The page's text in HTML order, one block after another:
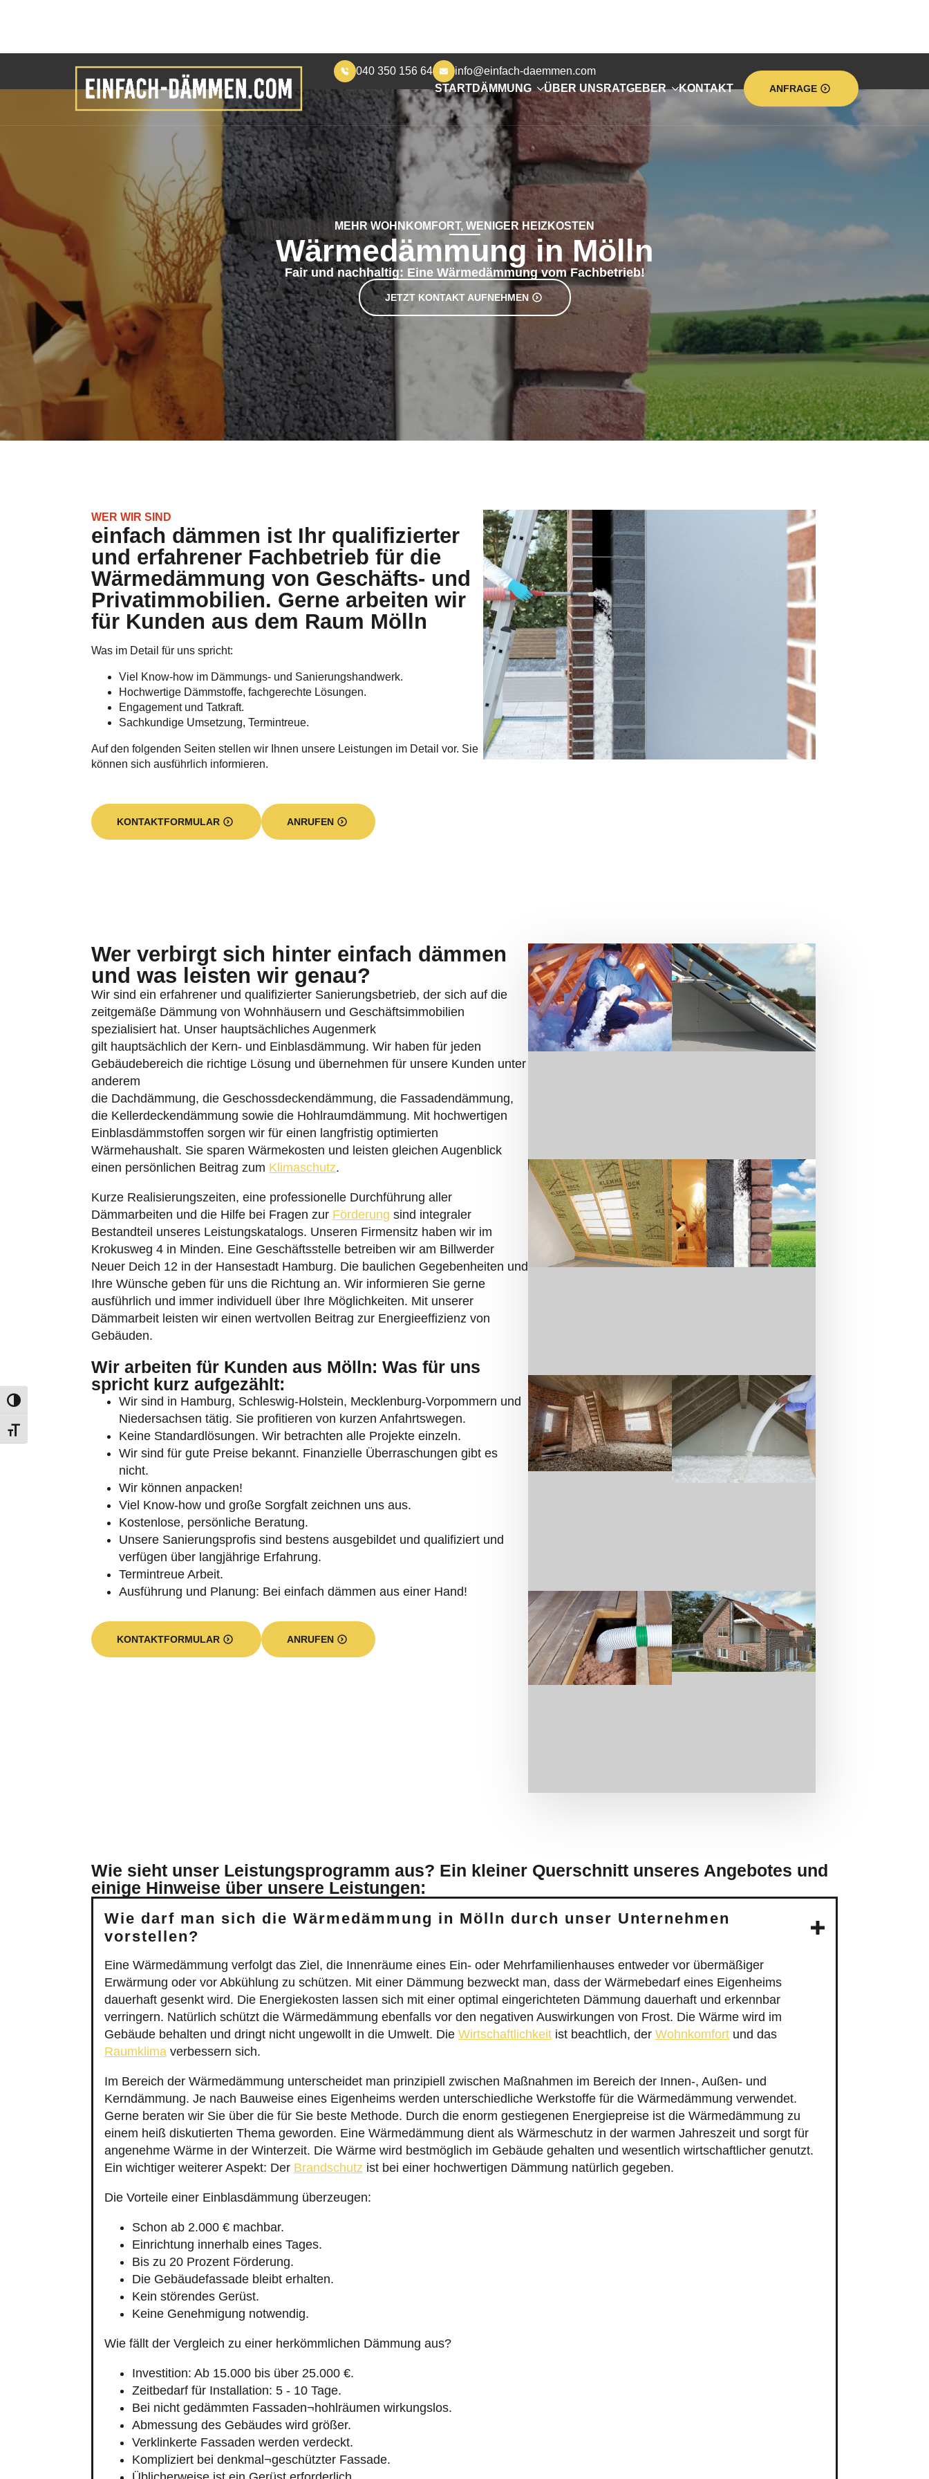
STARTDÄMMUNG ÜBER UNS ANFRAGE
MEHR WOHNKOMFORT, WENIGER HEIZKOSTEN
Wärmedämmung in Mölln
Fair und nachhaltig: Eine Wärmedämmung vom Fachbetrieb!
JETZT KONTAKT AUFNEHMEN
einfach dämmen ist Ihr qualifizierter
und erfahrener Fachbetrieb für die
Wärmedämmung von Geschäfts- und
Privatimmobilien. Gerne arbeiten wir
für Kunden aus dem Raum Mölln
Hochwertige Dämmstoffe, fachgerechte Lösungen.
Engagement und Tatkraft.
Sachkundige Umsetzung, Termintreue.
können sich ausführlich informieren.
KONTAKTFORMULAR ANRUFEN
und was leisten wir genau?
Wir sind ein erfahrener und qualifizierter Sanierungsbetrieb, der sich auf die
zeitgemäße Dämmung von Wohnhäusern und Geschäftsimmobilien
spezialisiert hat. Unser hauptsächliches Augenmerk
gilt hauptsächlich der Kern- und Einblasdämmung. Wir haben für jeden
Gebäudebereich die richtige Lösung und übernehmen für unsere Kunden unter
anderem
die Dachdämmung, die Geschossdeckendämmung, die Fassadendämmung,
die Kellerdeckendämmung sowie die Hohlraumdämmung. Mit hochwertigen
Einblasdämmstoffen sorgen wir für einen langfristig optimierten
Wärmehaushalt. Sie sparen Wärmekosten und leisten gleichen Augenblick
einen persönlichen Beitrag zumKlimaschutz.
Dämmarbeiten und die Hilfe bei Fragen zurFörderungsind integraler
Bestandteil unseres Leistungskatalogs. Unseren Firmensitz haben wir im
Krokusweg 4 in Minden. Eine Geschäftsstelle betreiben wir am Billwerder
Neuer Deich 12 in der Hansestadt Hamburg. Die baulichen Gegebenheiten und
Ihre Wünsche geben für uns die Richtung an. Wir informieren Sie gerne
ausführlich und immer individuell über Ihre Möglichkeiten. Mit unserer
Dämmarbeit leisten wir einen wertvollen Beitrag zur Energieeffizienz von
Gebäuden.
spricht kurz aufgezählt:
Wir sind in Hamburg, Schleswig-Holstein, Mecklenburg-Vorpommern und
Niedersachsen tätig. Sie profitieren von kurzen Anfahrtswegen.
Keine Standardlösungen. Wir betrachten alle Projekte einzeln.
Wir sind für gute Preise bekannt. Finanzielle Überraschungen gibt es
nicht.
Wir können anpacken!
Viel Know-how und große Sorgfalt zeichnen uns aus.
Kostenlose, persönliche Beratung.
Unsere Sanierungsprofis sind bestens ausgebildet und qualifiziert und
verfügen über langjährige Erfahrung.
Termintreue Arbeit.
Ausführung und Planung: Bei einfach dämmen aus einer Hand!
KONTAKTFORMULAR ANRUFEN
einige Hinweise über unsere Leistungen:
Wie darf man sich die Wärmedämmung in Mölln durch unser Unternehmen
vorstellen?
Erwärmung oder vor Abkühlung zu schützen. Mit einer Dämmung bezweckt man, dass der Wärmebedarf eines Eigenheims
dauerhaft gesenkt wird. Die Energiekosten lassen sich mit einer optimal eingerichteten Dämmung dauerhaft und erkennbar
verringern. Natürlich schützt die Wärmedämmung ebenfalls vor den negativen Auswirkungen von Frost. Die Wärme wird im
Gebäude behalten und dringt nicht ungewollt in die Umwelt. DieWirtschaftlichkeitist beachtlich, derWohnkomfortund das
Raumklimaverbessern sich.
Kerndämmung. Je nach Bauweise eines Eigenheims werden unterschiedliche Werkstoffe für die Wärmedämmung verwendet.
Gerne beraten wir Sie über die für Sie beste Methode. Durch die enorm gestiegenen Energiepreise ist die Wärmedämmung zu
einem heiß diskutierten Thema geworden. Eine Wärmedämmung dient als Wärmeschutz in der warmen Jahreszeit und sorgt für
angenehme Wärme in der Winterzeit. Die Wärme wird bestmöglich im Gebäude gehalten und wesentlich wirtschaftlicher genutzt.
Ein wichtiger weiterer Aspekt: DerBrandschutzist bei einer hochwertigen Dämmung natürlich gegeben.
Einrichtung innerhalb eines Tages.
Bis zu 20 Prozent Förderung.
Die Gebäudefassade bleibt erhalten.
Kein störendes Gerüst.
Keine Genehmigung notwendig.
Zeitbedarf für Installation: 5 - 10 Tage.
Bei nicht gedämmten Fassaden¬hohlräumen wirkungslos.
Abmessung des Gebäudes wird größer.
Verklinkerte Fassaden werden verdeckt.
Kompliziert bei denkmal¬geschützter Fassade.
Üblicherweise ist ein Gerüst erforderlich.